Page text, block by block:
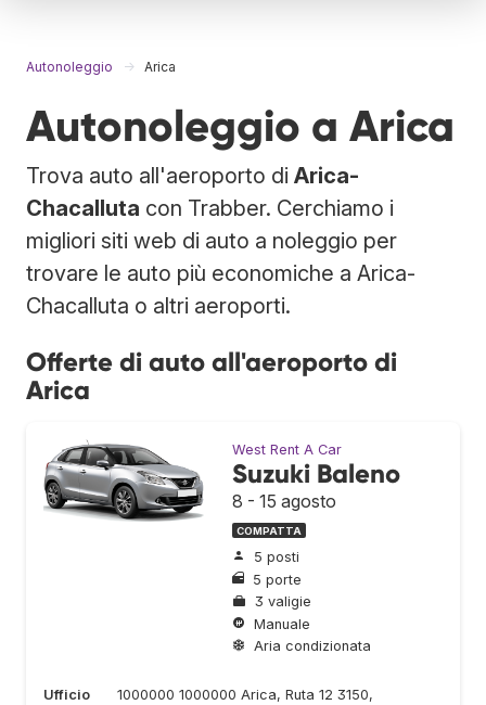
Autonoleggio Arica
Autonoleggio a Arica
Trova auto all'aeroporto di Arica-
Chacalluta con Trabber. Cerchiamo i
migliori siti web di auto a noleggio per
trovare le auto più economiche a Arica-
Chacalluta o altri aeroporti.
Offerte di auto all'aeroporto di
Arica
West Rent A Car
Suzuki Baleno
8 - 15 agosto
COMPATTA
5 posti
5 porte
3 valigie
Manuale
Aria condizionata
Ufficio
1000000 1000000 Arica, Ruta 12 3150,